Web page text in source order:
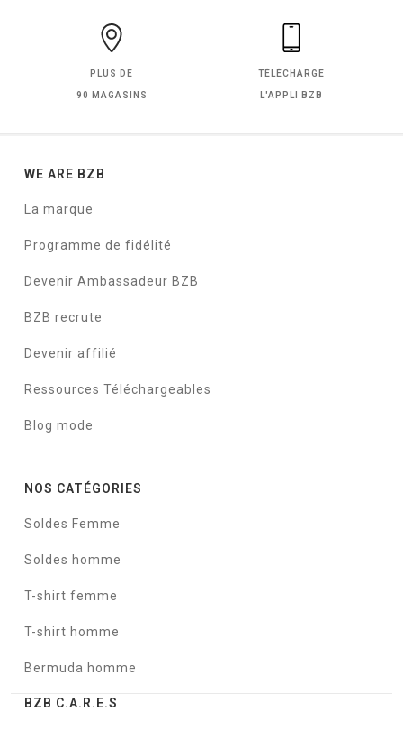
PLUS DE
90 MAGASINS
TÉLÉCHARGE
L'APPLI BZB
WE ARE BZB
La marque
Programme de fidélité
Devenir Ambassadeur BZB
BZB recrute
Devenir affilié
Ressources Téléchargeables
Blog mode
NOS CATÉGORIES
Soldes Femme
Soldes homme
T-shirt femme
T-shirt homme
Bermuda homme
BZB C.A.R.E.S